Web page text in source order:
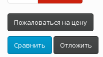
Пожаловаться на цену
Сравнить Отложить